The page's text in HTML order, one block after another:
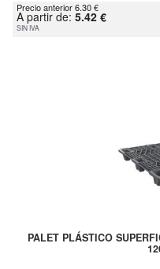
Precio anterior 6.30 €
A partir de: 5.42 €
SIN IVA
PALET PLÁSTICO